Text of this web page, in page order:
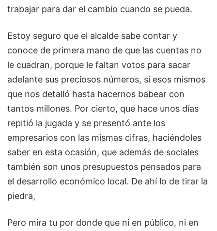
trabajar para dar el cambio cuando se pueda.
Estoy seguro que el alcalde sabe contar y
conoce de primera mano de que las cuentas no
le cuadran, porque le faltan votos para sacar
adelante sus preciosos números, sí esos mismos
que nos detalló hasta hacernos babear con
tantos millones. Por cierto, que hace unos días
repitió la jugada y se presentó ante los
empresarios con las mismas cifras, haciéndoles
saber en esta ocasión, que además de sociales
también son unos presupuestos pensados para
el desarrollo económico local. De ahí lo de tirar la
piedra,
Pero mira tu por donde que ni en público, ni en